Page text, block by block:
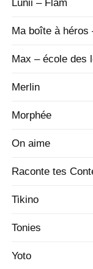
Lunii – Flam
Ma boîte à héros
Max – école des
Merlin
Morphée
On aime
Raconte tes
Tikino
Tonies
Yoto